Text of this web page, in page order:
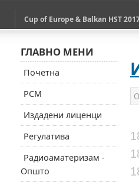
Cup of Europe & Balkan HST
ГЛАВНО МЕНИ
Почетна
РСМ
Издадени лиценци
Регулатива
Радиоаматеризам -
Општо